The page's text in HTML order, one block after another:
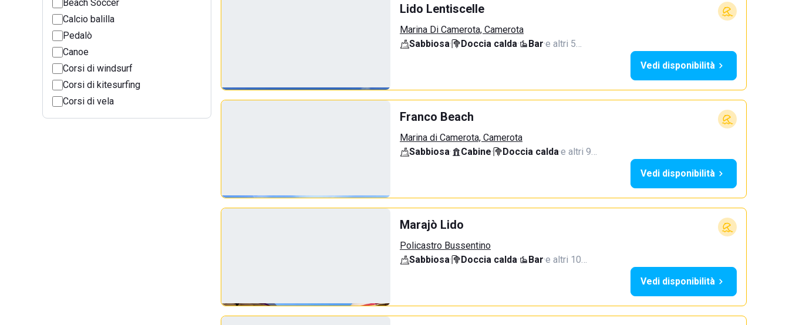
Beach Soccer
Calcio balilla
Pedalò
Canoe
Corsi di windsurf
Corsi di kitesurfing
Corsi di vela
Lido Lentiscelle
Marina Di Camerota, Camerota
Sabbiosa· Doccia calda· Bar·e altri 5…
Vedi disponibilità
Franco Beach
Marina di Camerota, Camerota
Sabbiosa· Cabine· Doccia calda·e altri 9…
Vedi disponibilità
Marajò Lido
Policastro Bussentino
Sabbiosa· Doccia calda· Bar·e altri 10…
Vedi disponibilità